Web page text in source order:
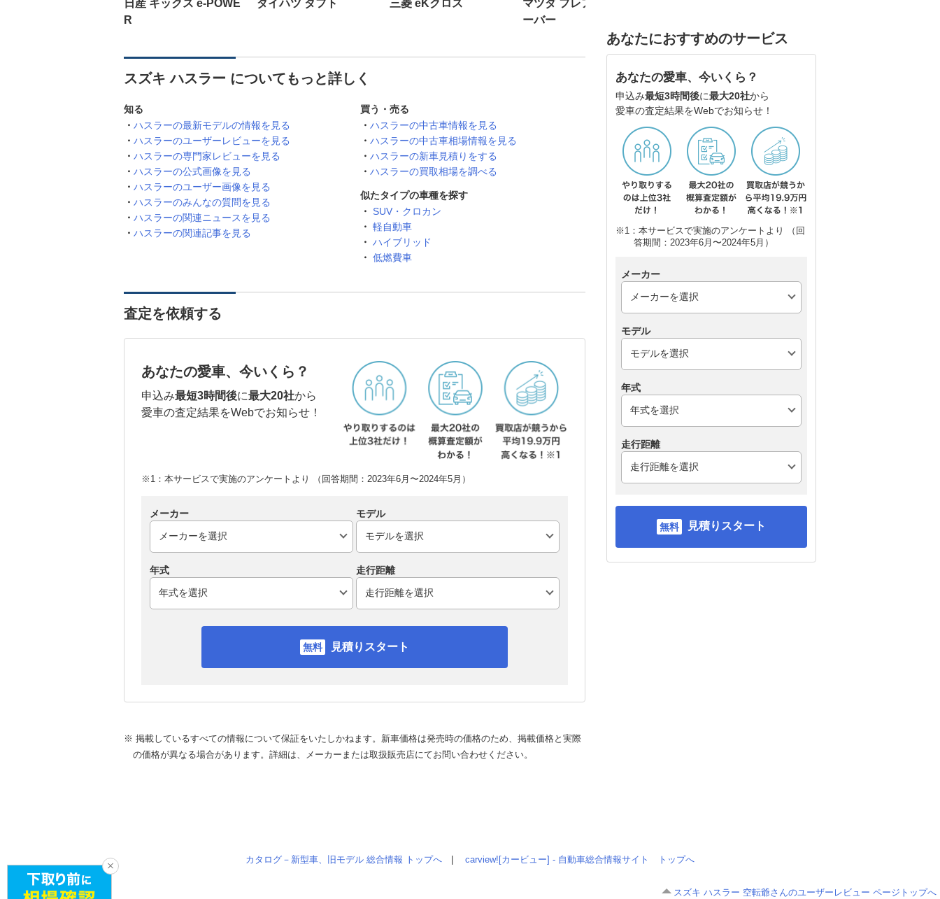
日産 キックス e-POWE
R
ダイハツ タフト 三菱 eKクロス
マツダ フレアクロスオ
ーバー
スズキ ハスラー についてもっと詳しく
知る
ハスラーの最新モデルの情報を見る
ハスラーのユーザーレビューを見る
ハスラーの専門家レビューを見る
ハスラーの公式画像を見る
ハスラーのユーザー画像を見る
ハスラーのみんなの質問を見る
ハスラーの関連ニュースを見る
ハスラーの関連記事を見る
買う・売る
ハスラーの中古車情報を見る
ハスラーの中古車相場情報を見る
ハスラーの新車見積りをする
ハスラーの買取相場を調べる
似たタイプの車種を探す
SUV・クロカン
軽自動車
ハイブリッド
低燃費車
査定を依頼する
あなたの愛車、今いくら？
申込み最短3時間後に最大20社から
愛車の査定結果をWebでお知らせ！
※1：本サービスで実施のアンケートより （回答期間：2023年6月〜2024年5月）
メーカー モデル
年式 走行距離
見積りスタート
※ 掲載しているすべての情報について保証をいたしかねます。新車価格は発売時の価格のため、掲載価格と実際
の価格が異なる場合があります。詳細は、メーカーまたは取扱販売店にてお問い合わせください。
あなたにおすすめのサービス
あなたの愛車、今いくら？
申込み最短3時間後に最大20社から
愛車の査定結果をWebでお知らせ！
※1：本サービスで実施のアンケートより （回
答期間：2023年6月〜2024年5月）
メーカー
モデル
年式
走行距離
見積りスタート
カタログ－新型車、旧モデル 総合情報 トップへ carview![カービュー] - 自動車総合情報サイト トップへ
スズキ ハスラー 空転爺さんのユーザーレビュー ページトップへ